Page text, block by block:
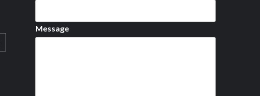
Message